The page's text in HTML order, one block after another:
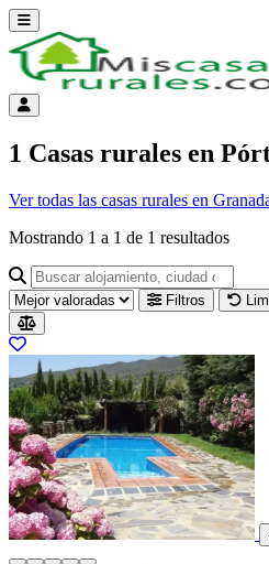
Abrir menú
Menú de cuenta
1 Casas rurales en
Ver todas las casas rurales en
Mostrando 1 a 1 de 1 resultados
Buscar alojamiento, ciudad o
Filtros
Resultados del listado